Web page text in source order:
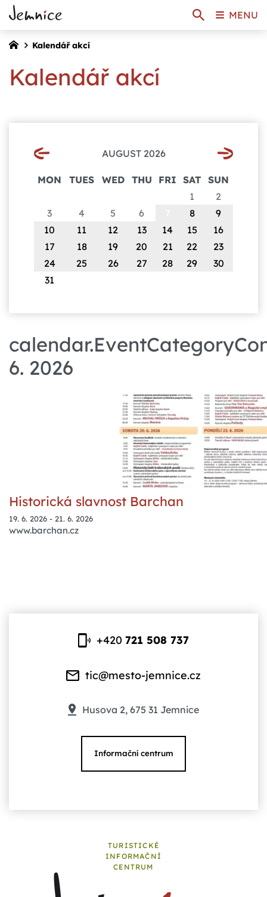
Kalendář akcí
Kalendář akcí
AUGUST 2026
MON TUES WED THU FRI SAT
SUN
1
2
3
4 5 6 8
9
10
11 12 13 14 15
16
17
18 19 20 21 22
23
24
25 26 27 28 29
30
31
6. 2026
19. 6. 2026 - 21. 6. 2026
Historická slavnost Barchan
www.barchan.cz
+420721 508 737
tic@mesto-jemnice.cz
Husova 2, 675 31 Jemnice
Informační centrum
TURISTICKÉ
INFORMAČNÍ
CENTRUM
MENU